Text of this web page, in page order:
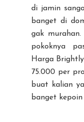
di jamin
banget di
gak
pokoknya
Harga
75.000 per
buat kalian
banget